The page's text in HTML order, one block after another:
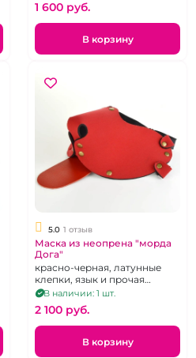
1 600 pуб.
В корзину
5.0 1 отзыв
Маска из неопрена "морда
Дога"
красно-черная, латунные
клепки, язык и прочая
фурнитура - кожа,
регулировка при помощи 2
резинок сзади
В наличии: 1 шт.
2 100 pуб.
В корзину